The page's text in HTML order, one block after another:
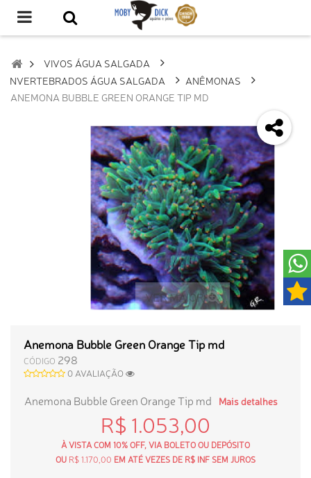
VIVOS ÁGUA SALGADA
INVERTEBRADOS ÁGUA SALGADA
ANÊMONAS
ANEMONA BUBBLE GREEN ORANGE TIP MD
VER MAIOR
Anemona Bubble Green Orange Tip md
CÓDIGO 298
0 AVALIAÇÃO
Anemona Bubble Green Orange Tip md Mais detalhes
R$ 1.053,00
À VISTA COM 10% OFF, VIA BOLETO OU DEPÓSITO
OU R$ 1.170,00 EM ATÉ VEZES DE R$ INF SEM JUROS